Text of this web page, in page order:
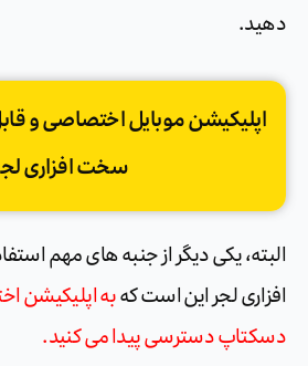
دهید.
اپلیکیشن موبایل اختصاصی و
سخت افزاری
البته، یکی دیگر از جنبه های مهم
افزاری لجر این است که به اپلیکیشن
دسکتاپ دسترسی پیدا می کنید.